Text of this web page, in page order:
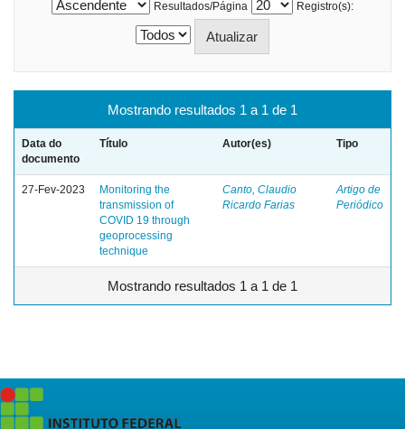
Resultados/Página
Registro(s):
Mostrando resultados 1 a 1 de 1
Data do
documento
Título Autor(es) Tipo
27-Fev-2023
Monitoring the
transmission of
COVID 19 through
geoprocessing
technique
Canto, Claudio
Ricardo Farias
Artigo de
Periódico
Mostrando resultados 1 a 1 de 1